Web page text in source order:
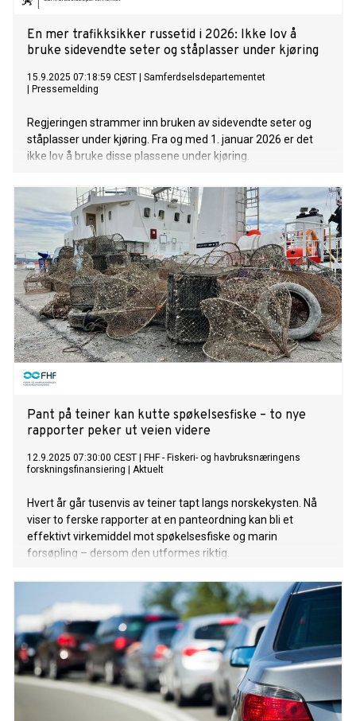
En mer trafikksikker russetid i 2026: Ikke lov å
bruke sidevendte seter og ståplasser under kjøring
15.9.2025 07:18:59 CEST
Samferdselsdepartementet
Pressemelding
Regjeringen strammer inn bruken av sidevendte seter og
ståplasser under kjøring. Fra og med 1. januar 2026 er det
ikke lov å bruke disse plassene under kjøring.
Pant på teiner kan kutte spøkelsesfiske – to nye
rapporter peker ut veien videre
12.9.2025 07:30:00 CEST
FHF - Fiskeri- og havbruksnæringens
forskningsfinansiering
Aktuelt
Hvert år går tusenvis av teiner tapt langs norskekysten. Nå
viser to ferske rapporter at en panteordning kan bli et
effektivt virkemiddel mot spøkelsesfiske og marin
forsøpling – dersom den utformes riktig.